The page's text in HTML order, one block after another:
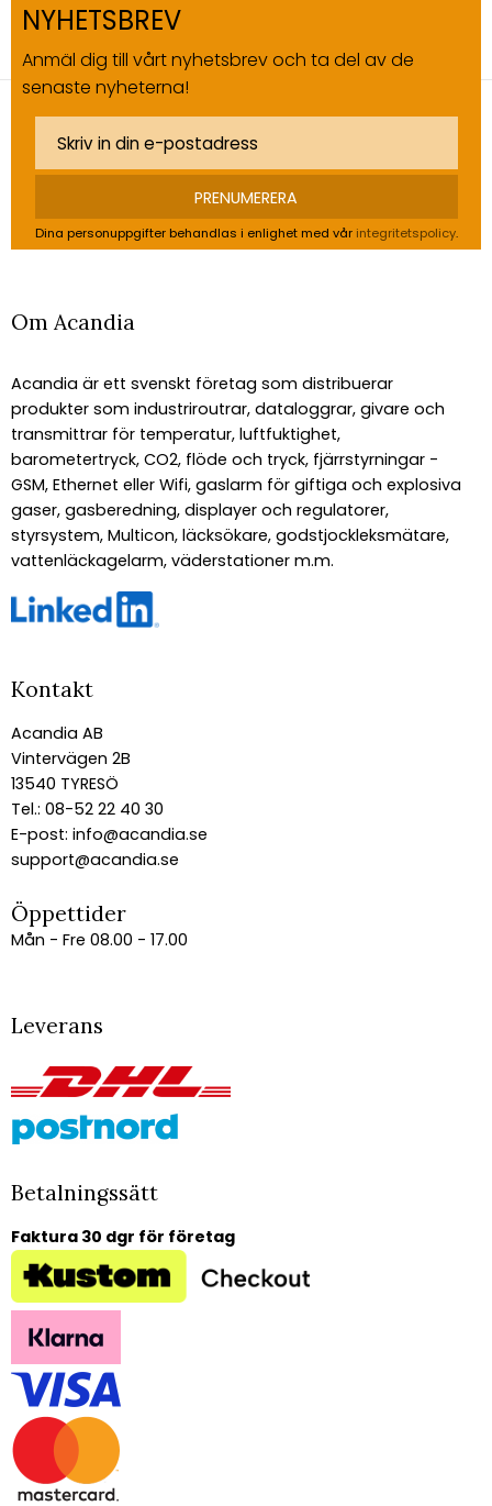
NYHETSBREV
Anmäl dig till vårt nyhetsbrev och ta del av de
senaste nyheterna!
PRENUMERERA
Dina personuppgifter behandlas i enlighet med vår integritetspolicy.
Om Acandia
Acandia är ett svenskt företag som distribuerar
produkter som industriroutrar, dataloggrar, givare och
transmittrar för temperatur, luftfuktighet,
barometertryck, CO2, flöde och tryck, fjärrstyrningar -
GSM, Ethernet eller Wifi, gaslarm för giftiga och explosiva
gaser, gasberedning, displayer och regulatorer,
styrsystem, Multicon, läcksökare, godstjockleksmätare,
vattenläckagelarm, väderstationer m.m.
Kontakt
Acandia AB
Vintervägen 2B
13540 TYRESÖ
Tel.: 08-52 22 40 30
E-post: info@acandia.se
support@acandia.se
Öppettider
Mån - Fre 08.00 - 17.00
Leverans
Betalningssätt
Faktura 30 dgr för företag